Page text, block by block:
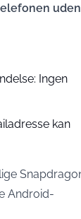
uden
Ingen
kan
Android-